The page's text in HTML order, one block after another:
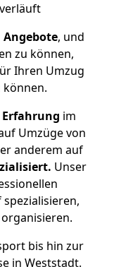
Angebote, und
zu können,
Ihren Umzug
können.
im
Umzüge von
anderem auf
Unser
bis hin zur
in Weststadt.